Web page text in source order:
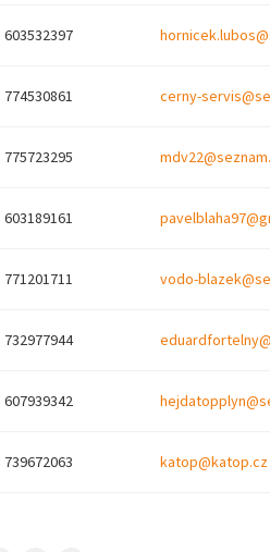
603532397
774530861 cerny-
775723295
603189161
771201711 vodo-
732977944
607939342
739672063 katop@katop.cz